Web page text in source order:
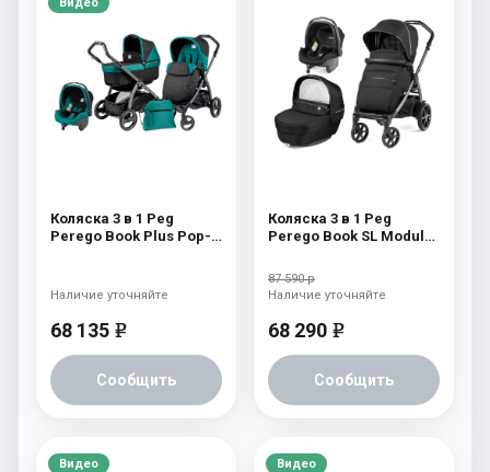
Видео
Коляска 3 в 1 Peg
Perego Book Plus Pop-
Pop-Up Completo)
Aquamarine
68 135 e
Сообщить
Наличие уточняйте
Коляска 3 в 1 Peg
Perego Book SL Modular
87 590 р
68 290 e
Сообщить
Наличие уточняйте
Видео Видео